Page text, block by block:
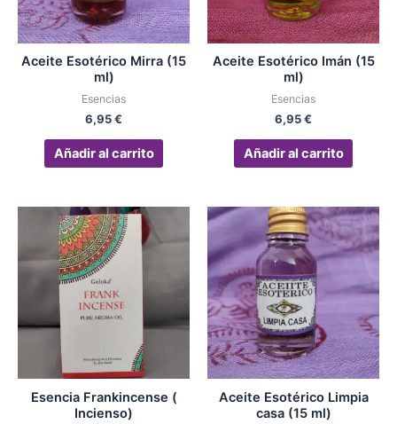
Aceite Esotérico Mirra (15
ml)
Esencias
6,95€
Añadir al carrito
Aceite Esotérico Imán (15
ml)
Esencias
6,95€
Añadir al carrito
Esencia Frankincense (
Incienso)
Aceite Esotérico Limpia
casa (15 ml)